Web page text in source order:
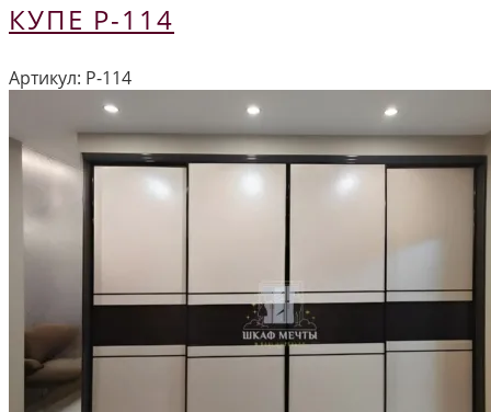
КУПЕ Р-114
Артикул: Р-114